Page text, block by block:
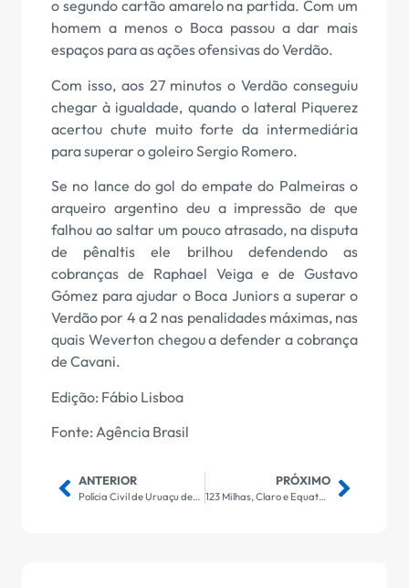
o segundo cartão amarelo na partida. Com um
homem a menos o Boca passou a dar mais
espaços para as ações ofensivas do Verdão.
Com isso, aos 27 minutos o Verdão conseguiu
chegar à igualdade, quando o lateral Piquerez
acertou chute muito forte da intermediária
para superar o goleiro Sergio Romero.
Se no lance do gol do empate do Palmeiras o
arqueiro argentino deu a impressão de que
falhou ao saltar um pouco atrasado, na disputa
de pênaltis ele brilhou defendendo as
cobranças de Raphael Veiga e de Gustavo
Gómez para ajudar o Boca Juniors a superar o
Verdão por 4 a 2 nas penalidades máximas, nas
quais Weverton chegou a defender a cobrança
de Cavani.
Edição: Fábio Lisboa
Fonte: Agência Brasil
ANTERIOR
Polícia Civil de Uruaçu destrói drogas avaliadas em mais de R$ 700 mil
PRÓXIMO
123 Milhas, Claro e Equatorial lideram reclamações no Procon Web